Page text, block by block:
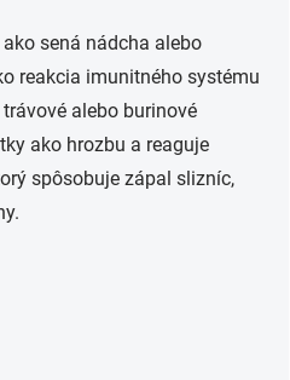
sená nádcha alebo
reakcia imunitného systému
alebo burinové
ako hrozbu a reaguje
spôsobuje zápal slizníc,